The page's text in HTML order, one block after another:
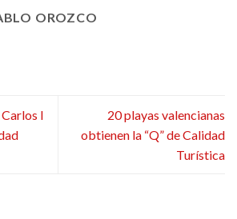
OROZCO
I
20 playas valencianas
obtienen la “Q” de Calidad
Turística